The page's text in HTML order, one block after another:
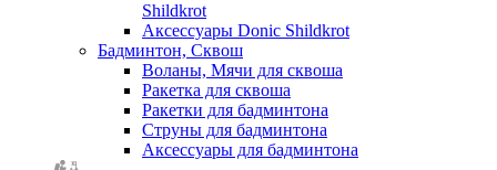
Shildkrot
Аксессуары Donic Shildkrot
Бадминтон, Сквош
Воланы, Мячи для сквоша
Ракетка для сквоша
Ракетки для бадминтона
Струны для бадминтона
Аксессуары для бадминтона